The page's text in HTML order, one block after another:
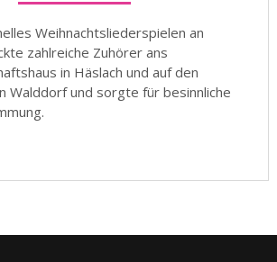
Weihnachtsliederspielen an
zahlreiche Zuhörer ans
in Häslach und auf den
Walddorf und sorgte für besinnliche